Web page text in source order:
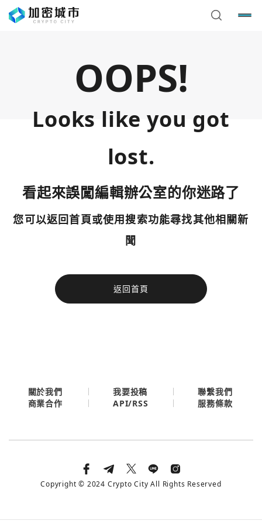
OOPS!
Looks like you got
lost.
看起來誤闖編輯辦公室的你迷路了
您可以返回首頁或使用搜索功能尋找其他相關新
聞
返回首頁
今日熱門
使用以下帳號繼續
您已閒置5分鐘，請點擊關閉按鈕或空白處，即可回到加密
今日熱門
關於我們 我要投稿
聯繫我們
商業合作
API/RSS 服務條款
Copyright © 2024 Crypto City All Rights Reserved